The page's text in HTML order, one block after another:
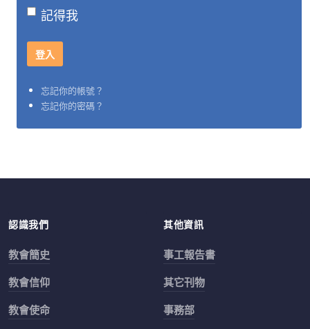
記得我
忘記你的帳號？
忘記你的密碼？
認識我們
教會簡史
教會信仰
教會使命
其他資訊
事工報告書
其它刊物
事務部